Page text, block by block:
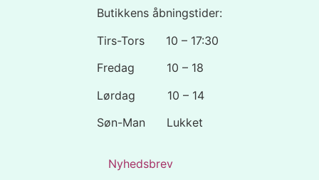
Butikkens åbningstider:
Tirs-Tors 10 – 17:30
Fredag 10 – 18
Lørdag 10 – 14
Søn-Man Lukket
Nyhedsbrev